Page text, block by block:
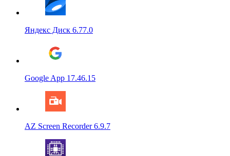
Яндекс Диск 6.77.0
Google App 17.46.15
AZ Screen Recorder 6.9.7